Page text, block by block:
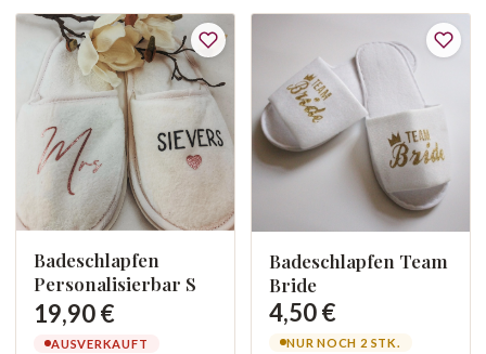
Badeschlapfen
Personalisierbar S
19,90 €
AUSVERKAUFT
Badeschlapfen Team
Bride
4,50 €
NUR NOCH 2 STK.